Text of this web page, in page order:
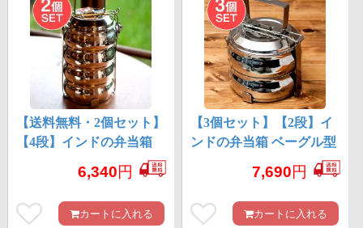
【送料無料・2個セット】
【4段】インドの弁当箱
6,340円
カートに入れる
【3個セット】【2段】イ
ンドの弁当箱 ベーグル型
7,690円
カートに入れる